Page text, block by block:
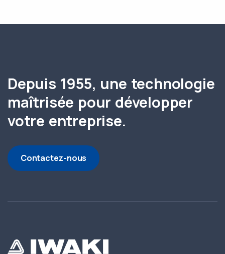
Depuis 1955, une technologie
maîtrisée pour développer
votre entreprise.
Contactez-nous